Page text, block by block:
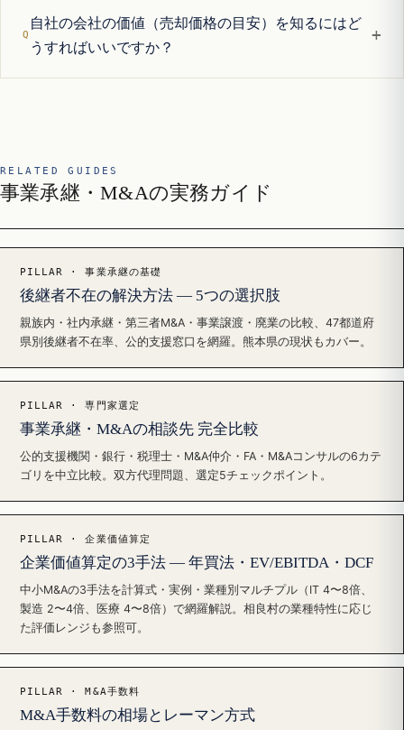
自社の会社の価値（売却価格の目安）を知るにはど
うすればいいですか？
+
RELATED GUIDES
事業承継・M&Aの実務ガイド
PILLAR · 事業承継の基礎
後継者不在の解決方法 — 5つの選択肢
親族内・社内承継・第三者M&A・事業譲渡・廃業の比較、47都道府
県別後継者不在率、公的支援窓口を網羅。熊本県の現状もカバー。
PILLAR · 専門家選定
事業承継・M&Aの相談先 完全比較
公的支援機関・銀行・税理士・M&A仲介・FA・M&Aコンサルの6カテ
ゴリを中立比較。双方代理問題、選定5チェックポイント。
PILLAR · 企業価値算定
企業価値算定の3手法 — 年買法・EV/EBITDA・DCF
中小M&Aの3手法を計算式・実例・業種別マルチプル（IT 4〜8倍、
製造 2〜4倍、医療 4〜8倍）で網羅解説。相良村の業種特性に応じ
た評価レンジも参照可。
PILLAR · M&A手数料
M&A手数料の相場とレーマン方式